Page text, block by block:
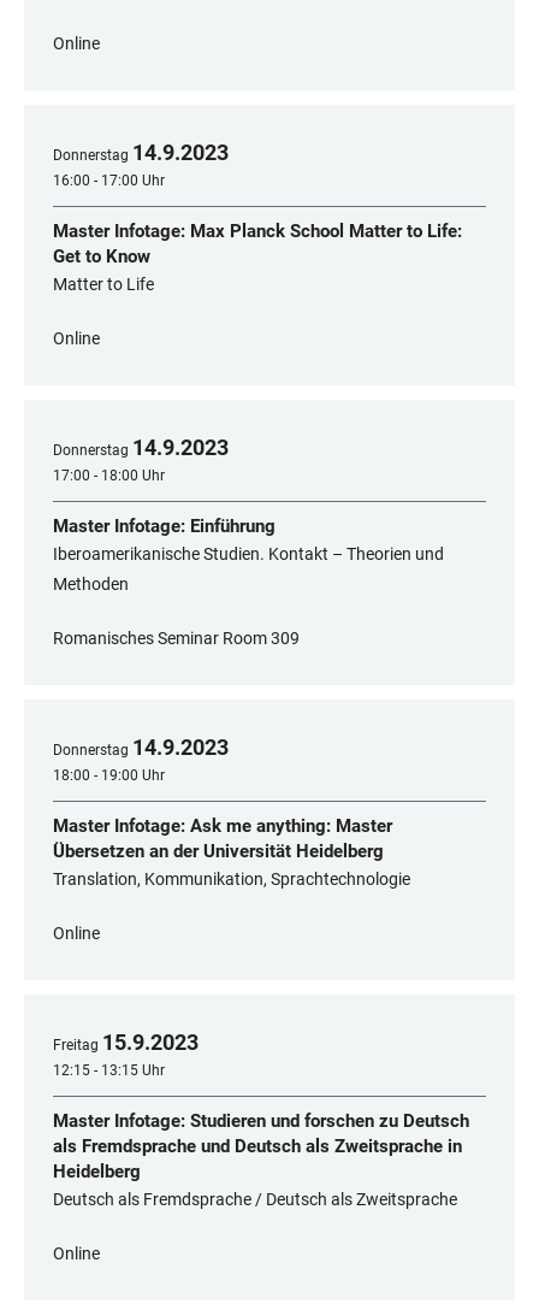
Online
Donnerstag 14.9.2023
16:00 - 17:00 Uhr
Master Infotage: Max Planck School Matter to Life:
Get to Know
Matter to Life
Online
Donnerstag 14.9.2023
17:00 - 18:00 Uhr
Master Infotage: Einführung
Iberoamerikanische Studien. Kontakt – Theorien und
Methoden
Romanisches Seminar Room 309
Donnerstag 14.9.2023
18:00 - 19:00 Uhr
Master Infotage: Ask me anything: Master
Übersetzen an der Universität Heidelberg
Translation, Kommunikation, Sprachtechnologie
Online
Freitag 15.9.2023
12:15 - 13:15 Uhr
Master Infotage: Studieren und forschen zu Deutsch
als Fremdsprache und Deutsch als Zweitsprache in
Heidelberg
Deutsch als Fremdsprache / Deutsch als Zweitsprache
Online